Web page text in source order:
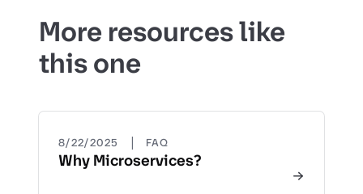
More resources like
this one
8/22/2025 | FAQ
Why Microservices?